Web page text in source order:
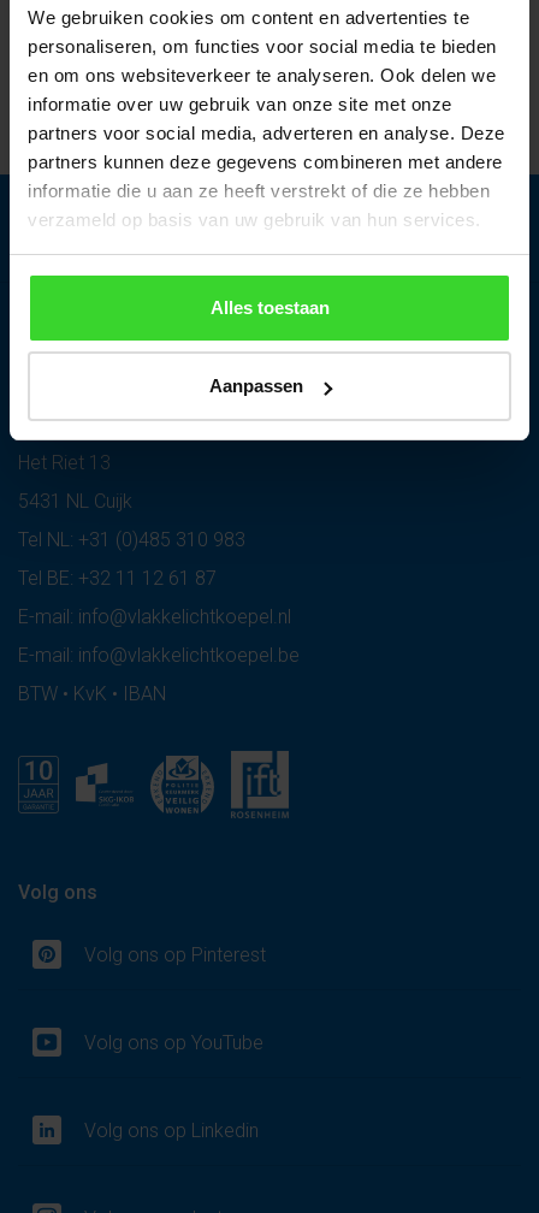
We gebruiken cookies om content en advertenties te
personaliseren, om functies voor social media te bieden
en om ons websiteverkeer te analyseren. Ook delen we
informatie over uw gebruik van onze site met onze
partners voor social media, adverteren en analyse. Deze
partners kunnen deze gegevens combineren met andere
informatie die u aan ze heeft verstrekt of die ze hebben
verzameld op basis van uw gebruik van hun services.
Alles toestaan
Aanpassen
informatie aanvragen
Vlakkelichtkoepel
Heruvent B.V.
Het Riet 13
5431 NL Cuijk
Tel NL: +31 (0)485 310 983
Tel BE: +32 11 12 61 87
E-mail: info@vlakkelichtkoepel.nl
E-mail: info@vlakkelichtkoepel.be
BTW • KvK • IBAN
Volg ons
Volg ons op Pinterest
Volg ons op YouTube
Volg ons op Linkedin